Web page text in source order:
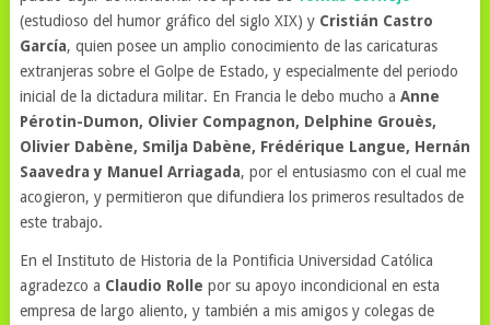
(estudioso del humor gráfico del siglo XIX) y Cristián Castro
García, quien posee un amplio conocimiento de las caricaturas
extranjeras sobre el Golpe de Estado, y especialmente del periodo
inicial de la dictadura militar. En Francia le debo mucho a Anne
Pérotin-Dumon, Olivier Compagnon, Delphine Grouès,
Olivier Dabène, Smilja Dabène, Frédérique Langue, Hernán
Saavedra y Manuel Arriagada, por el entusiasmo con el cual me
acogieron, y permitieron que difundiera los primeros resultados de
este trabajo.
En el Instituto de Historia de la Pontificia Universidad Católica
agradezco a Claudio Rolle por su apoyo incondicional en esta
empresa de largo aliento, y también a mis amigos y colegas de